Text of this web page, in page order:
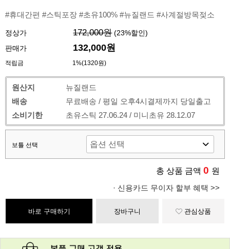
#휴대간편 #스틱포장 #초유100% #뉴질랜드 #사계절방목젖소
정상가 172,000원 (23%할인)
판매가
132,000원
적립금 1%(1320원)
원산지
뉴질랜드
배송
무료배송 / 평일 오후4시결제까지 당일출고
소비기한
초유스틱 27.06.24 / 미니초유 28.12.07
보틀 선택
총 상품 금액 0 원
· 신용카드 무이자 할부 혜택 >>
바로 구매하기 장바구니 관심상품